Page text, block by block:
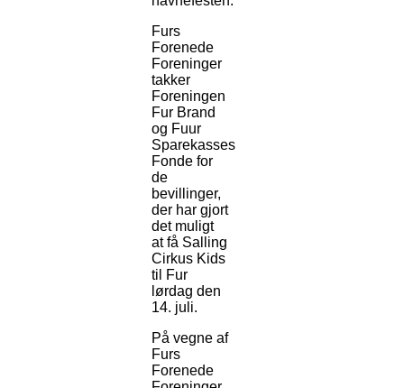
Furs
Forenede
Foreninger
takker
Foreningen
Fur Brand
og Fuur
Sparekasses
Fonde for
de
bevillinger,
der har gjort
det muligt
at få Salling
Cirkus Kids
til Fur
lørdag den
14. juli.
På vegne af
Furs
Forenede